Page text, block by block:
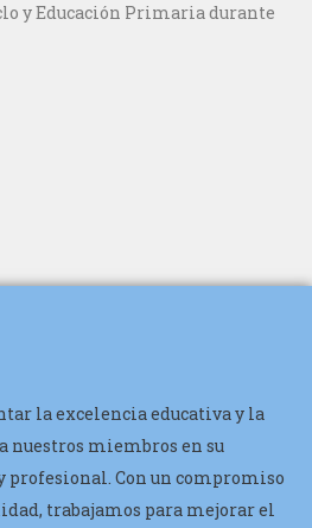
y Educación Primaria durante
la excelencia educativa y la
nuestros miembros en su
Con un compromiso
trabajamos para mejorar el